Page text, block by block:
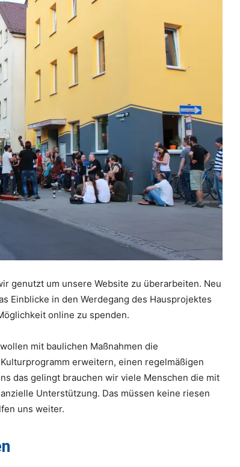
genutzt um unsere Website zu überarbeiten. Neu
Einblicke in den Werdegang des Hausprojektes
online zu spenden.
mit baulichen Maßnahmen die
erweitern, einen regelmäßigen
das gelingt brauchen wir viele Menschen die mit
Unterstützung. Das müssen keine riesen
uns weiter.